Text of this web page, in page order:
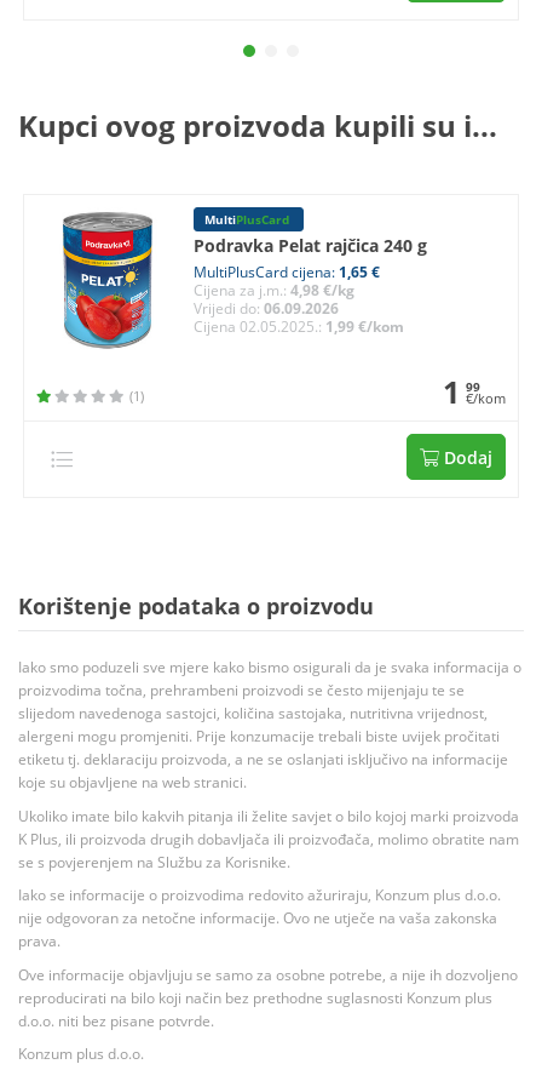
Kupci ovog proizvoda kupili su i...
MultiPlusCard
Podravka Pelat rajčica 240 g
MultiPlusCard cijena: 1,65 €
Cijena za j.m.:4,98 €/kg
Vrijedi do:06.09.2026
Cijena 02.05.2025.: 1,99 €/kom
(1) 1 99
€/kom
Dodaj
Korištenje podataka o proizvodu
Iako smo poduzeli sve mjere kako bismo osigurali da je svaka informacija o
proizvodima točna, prehrambeni proizvodi se često mijenjaju te se
slijedom navedenoga sastojci, količina sastojaka, nutritivna vrijednost,
alergeni mogu promjeniti. Prije konzumacije trebali biste uvijek pročitati
etiketu tj. deklaraciju proizvoda, a ne se oslanjati isključivo na informacije
koje su objavljene na web stranici.
Ukoliko imate bilo kakvih pitanja ili želite savjet o bilo kojoj marki proizvoda
K Plus, ili proizvoda drugih dobavljača ili proizvođača, molimo obratite nam
se s povjerenjem na Službu za Korisnike.
Iako se informacije o proizvodima redovito ažuriraju, Konzum plus d.o.o.
nije odgovoran za netočne informacije. Ovo ne utječe na vaša zakonska
prava.
Ove informacije objavljuju se samo za osobne potrebe, a nije ih dozvoljeno
reproducirati na bilo koji način bez prethodne suglasnosti Konzum plus
d.o.o. niti bez pisane potvrde.
Konzum plus d.o.o.